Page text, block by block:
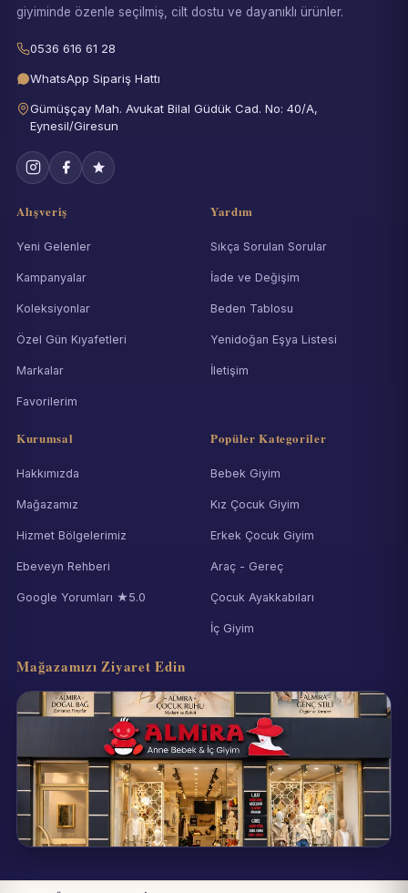
giyiminde özenle seçilmiş, cilt dostu ve dayanıklı ürünler.
0536 616 61 28
WhatsApp Sipariş Hattı
Gümüşçay Mah. Avukat Bilal Güdük Cad. No: 40/A,
Eynesil/Giresun
Alışveriş
Yeni Gelenler
Kampanyalar
Koleksiyonlar
Özel Gün Kıyafetleri
Markalar
Favorilerim
Yardım
Sıkça Sorulan Sorular
İade ve Değişim
Beden Tablosu
Yenidoğan Eşya Listesi
İletişim
Kurumsal
Hakkımızda
Mağazamız
Hizmet Bölgelerimiz
Ebeveyn Rehberi
Google Yorumları ★5.0
Popüler Kategoriler
Bebek Giyim
Kız Çocuk Giyim
Erkek Çocuk Giyim
Araç - Gereç
Çocuk Ayakkabıları
İç Giyim
Mağazamızı Ziyaret Edin
Eynesil / Giresun